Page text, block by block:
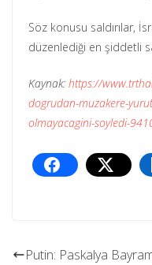
Söz konusu saldırılar,
düzenlediği en şiddetli
Kaynak: https://
dogrudan-muzakere-
olmayacagini-soyledi-
Putin: Paskalya